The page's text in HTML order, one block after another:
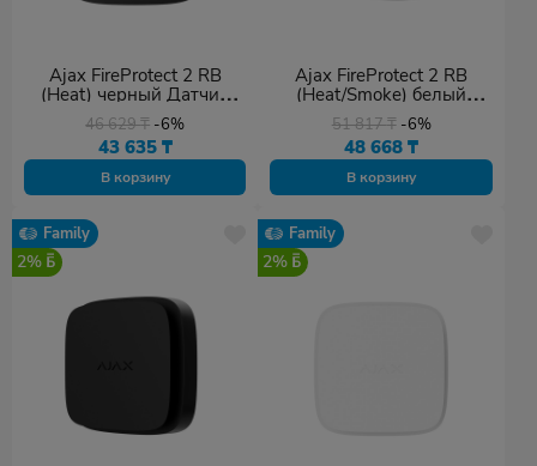
Ajax FireProtect 2 RB
(Heat) черный Датчик
тепла
46 629₸ -6%
43 635 ₸
В корзину
Ajax FireProtect 2 RB
(Heat/Smoke) белый
Датчик тепла и дыма
51 817₸ -6%
48 668₸
В корзину
Family
2%
Family
2%